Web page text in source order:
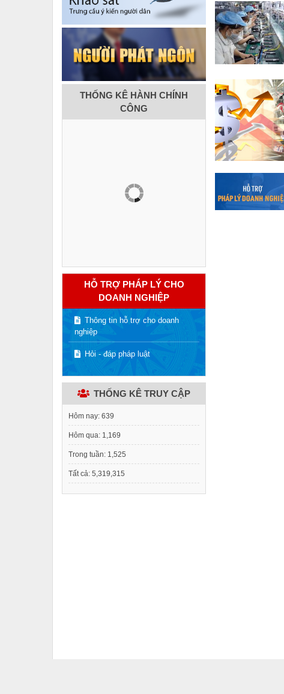
THỐNG KÊ HÀNH CHÍNH
CÔNG
HỖ TRỢ PHÁP LÝ CHO
DOANH NGHIỆP
Thông tin hỗ trợ cho doanh
nghiệp
Hỏi - đáp pháp luật
THỐNG KÊ TRUY CẬP
Hôm nay: 639
Hôm qua: 1,169
Trong tuần: 1,525
Tất cả: 5,319,315